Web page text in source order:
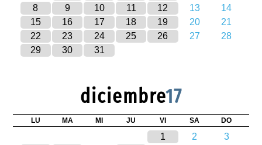
8
9 10 11 12 13
14
15
16 17 18 19 20
21
22
23 24 25 26 27
28
29
30 31
diciembre17
LU MA MI JU VI SA DO
1 2
3